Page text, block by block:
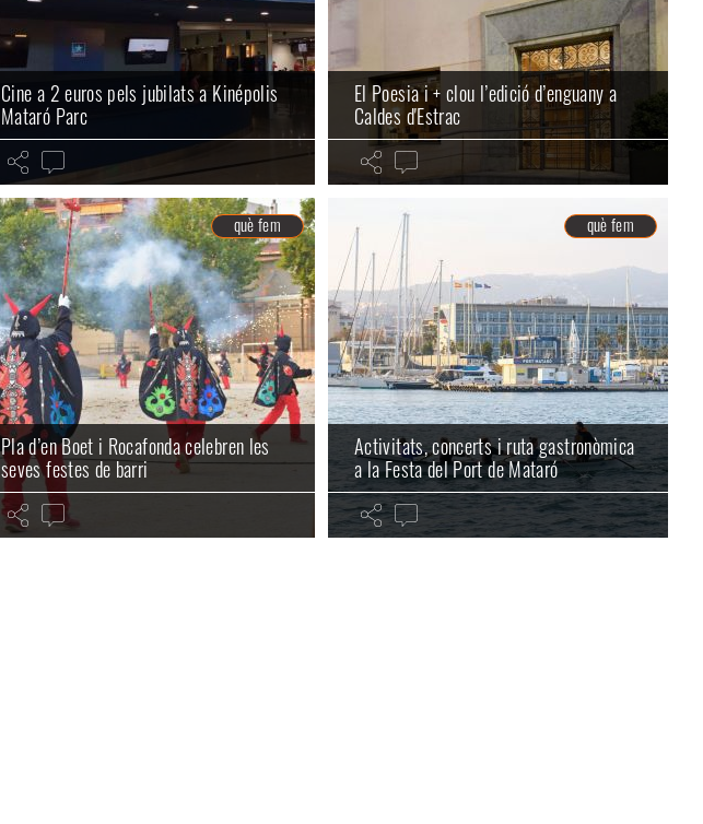
Cine a 2 euros pels jubilats a Kinépolis
Mataró Parc
El Poesia i + clou l’edició d’enguany a
Caldes d'Estrac
què fem
Pla d’en Boet i Rocafonda celebren les
seves festes de barri
què fem
Activitats, concerts i ruta gastronòmica
a la Festa del Port de Mataró